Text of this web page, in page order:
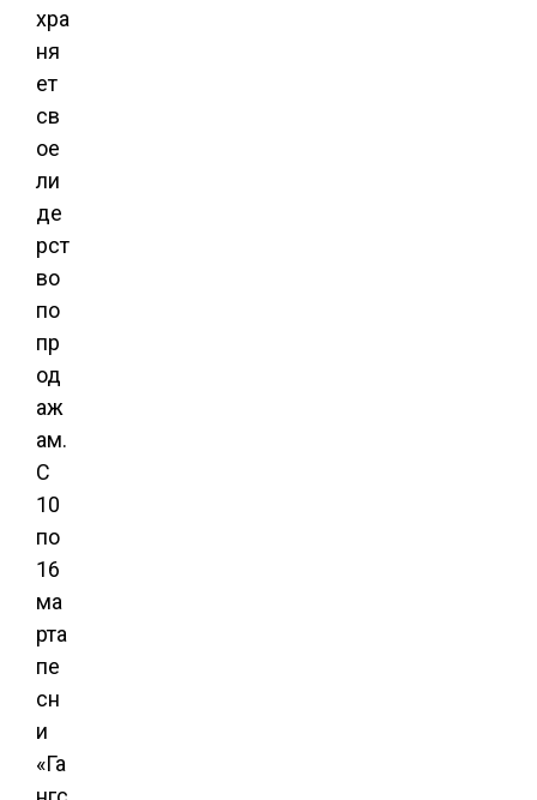
хра
ня
ет
св
ое
ли
де
рст
во
по
пр
од
аж
ам.
С
10
по
16
ма
рта
пе
сн
и
«Га